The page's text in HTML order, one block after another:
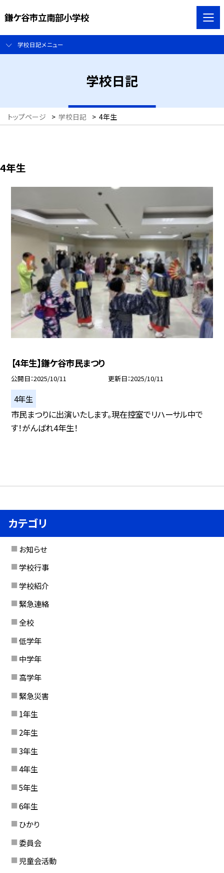
鎌ケ谷市立南部小学校
学校日記メニュー
学校日記
トップページ > 学校日記 > 4年生
4年生
【4年生】鎌ケ谷市民まつり
公開日 2025/10/11 更新日 2025/10/11
4年生
市民まつりに出演いたします。現在控室でリハーサル中で
す！がんばれ4年生！
カテゴリ
お知らせ
学校行事
学校紹介
緊急連絡
全校
低学年
中学年
高学年
緊急災害
1年生
2年生
3年生
4年生
5年生
6年生
ひかり
委員会
児童会活動